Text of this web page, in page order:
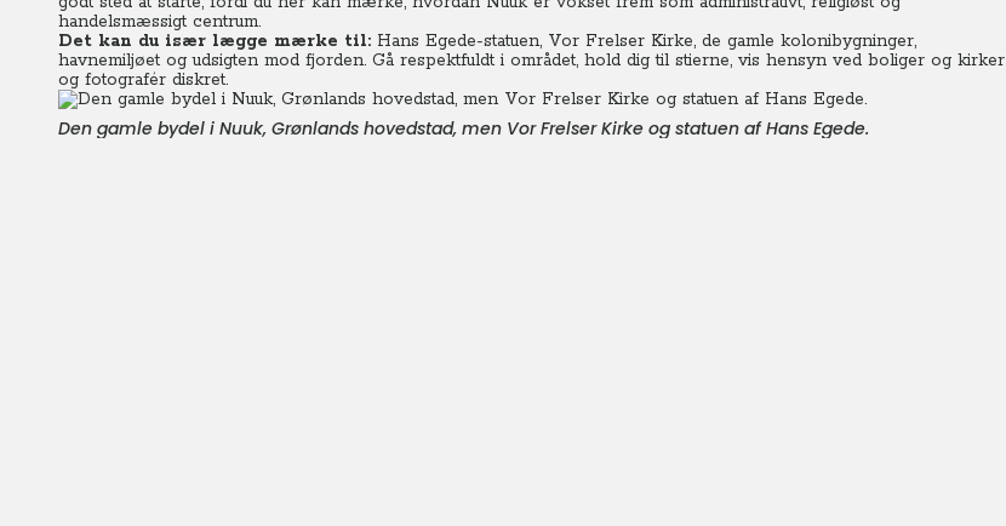
handelsmæssigt centrum.
Det kan du især lægge mærke til: Hans Egede-statuen, Vor Frelser Kirke, de gamle kolonibygninger,
havnemiljøet og udsigten mod fjorden. Gå respektfuldt i området, hold dig til stierne, vis hensyn ved boliger og kirker
og fotografér diskret.
Den gamle bydel i Nuuk, Grønlands hovedstad, men Vor Frelser Kirke og statuen af Hans Egede.